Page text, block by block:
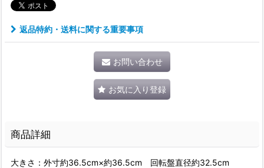
返品特約・送料に関する重要事項
お問い合わせ
お気に入り登録
商品詳細
大きさ：外寸約36.5cm×約36.5cm 回転盤直径約32.5cm